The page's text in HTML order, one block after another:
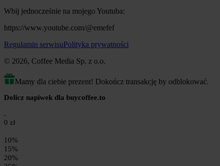
Wbij jednocześnie na mojego Youtuba:
https://www.youtube.com/@emefef
Regulamin serwisuPolityka prywatności
© 2026, Coffee Media Sp. z o.o.
Mamy dla ciebie prezent! Dokończ transakcję by odblokować.
Dolicz napiwek dla buycoffee.to
0 zł
10%
15%
20%